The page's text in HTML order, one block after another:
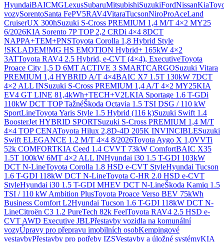
HyundaiBAICMGLexusSubaruMitsubishiSuzukiFordNissanKia
vozySorentoSanta FePV5RAV4VitaraTucsonNiroProAceLand
CruiserUX 300hSuzuki S-Cross PREMIUM 1,4 M/T 4×2 MY25
6/2026KIA Sorento 7P TOP 2,2 CRDi 4×4 8DCT
NAPPA+TEM+PNSToyota Corolla 1,8 Hybrid Style
!SKLADEM!MG HS EMOTION Hybrid+ 165kW 4×2
3ATToyota RAV4 2.5 Hybrid, e-CVT (4×4), ExecutiveToyota
Proace City 1,5 D 6MT ACTIVE 3 SMARTCARGOSuzuki Vitara
PREMIUM 1,4 HYBRID A/T 4×4BAIC X7 1.5T 130kW 7DCT
4×2 ALL INSuzuki S-Cross PREMIUM 1,4 A/T 4×2 MY25KIA
EV4 GT LINE 81,4kWh+TECH+V2LKIA Sportage 1.6 T-GDi
110kW DCT TOP TažnéŠkoda Octavia 1.5 TSI DSG / 110 kW
SportLineToyota Yaris Style 1.5 Hybrid (116 k)Suzuki Swift 1.4
BoosterJet HYBRID SPORTSuzuki S-Cross PREMIUM 1,4 M/T
4×4 TOP CENAToyota Hilux 2,8D-4D 205K INVINCIBLESuzuki
Swift ELEGANCE 1.2 M/T 4×4 8/2026Toyota Aygo X 1,0VVTi
52k COMFORTKIA Ceed 1.4 CVVT 73kW ComfortBAIC X35
1.5T 100kW 6MT 4×2 ALL INHyundai i30 1.5 T-GDI 103kW
DCT N-LineToyota Corolla 1.8 HSD e-CVT StyleHyundai Tucson
1.6 T-GDI 118kW DCT N-LineToyota C-HR 2.0 HSD e-CVT
StyleHyundai i30 1.5 T-GDI MHEV DCT N-LineŠkoda Kamiq 1.5
TSI / 110 kW Ambition PlusToyota Proace Verso BEV 75kWh
Business Comfort L2Hyundai Tucson 1.6 T-GDI 118kW DCT N-
LineCitroën C3 1.2 PureTech 82k FeelToyota RAV4 2.5 HSD e-
CVT AWD Executive JBLPřestavby vozidla na komunální
vozyÚpravy pro přepravu imobilních osobKempingové
vestavbyPřestavby pro potřeby IZSVestavby a úložné systémyKIA